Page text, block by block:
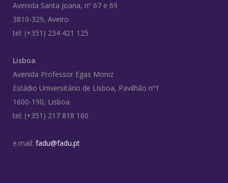
Avenida Santa Joana, nº 67 e 69
3810-329, Aveiro
tel: (+351) 234 421 125
Lisboa
Avenida Professor Egas Moniz
Estádio Universitário de Lisboa, Pavilhão nº1
1600-190, Lisboa
tel: (+351) 217 818 160
e.mail: fadu@fadu.pt